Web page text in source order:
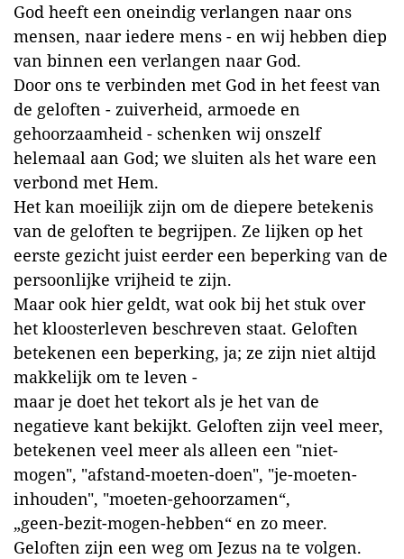
God heeft een oneindig verlangen naar ons
mensen, naar iedere mens - en wij hebben diep
van binnen een verlangen naar God.
Door ons te verbinden met God in het feest van
de geloften - zuiverheid, armoede en
gehoorzaamheid - schenken wij onszelf
helemaal aan God; we sluiten als het ware een
verbond met Hem.
Het kan moeilijk zijn om de diepere betekenis
van de geloften te begrijpen. Ze lijken op het
eerste gezicht juist eerder een beperking van de
persoonlijke vrijheid te zijn.
Maar ook hier geldt, wat ook bij het stuk over
het kloosterleven beschreven staat. Geloften
betekenen een beperking, ja; ze zijn niet altijd
makkelijk om te leven -
maar je doet het tekort als je het van de
negatieve kant bekijkt. Geloften zijn veel meer,
betekenen veel meer als alleen een "niet-
mogen", "afstand-moeten-doen", "je-moeten-
inhouden", "moeten-gehoorzamen“,
„geen-bezit-mogen-hebben“ en zo meer.
Geloften zijn een weg om Jezus na te volgen.